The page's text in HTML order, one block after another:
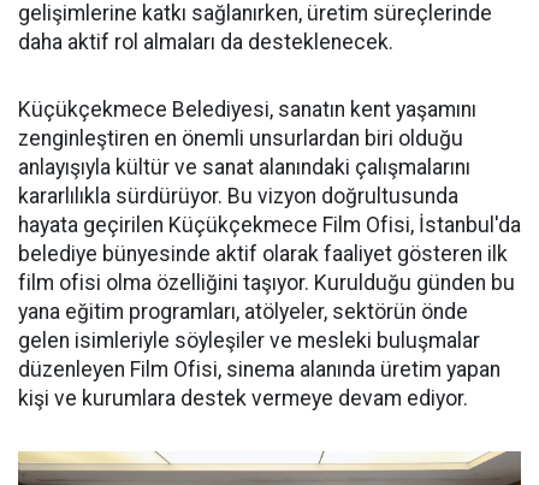
gelişimlerine katkı sağlanırken, üretim süreçlerinde
daha aktif rol almaları da desteklenecek.
Küçükçekmece Belediyesi, sanatın kent yaşamını
zenginleştiren en önemli unsurlardan biri olduğu
anlayışıyla kültür ve sanat alanındaki çalışmalarını
kararlılıkla sürdürüyor. Bu vizyon doğrultusunda
hayata geçirilen Küçükçekmece Film Ofisi, İstanbul'da
belediye bünyesinde aktif olarak faaliyet gösteren ilk
film ofisi olma özelliğini taşıyor. Kurulduğu günden bu
yana eğitim programları, atölyeler, sektörün önde
gelen isimleriyle söyleşiler ve mesleki buluşmalar
düzenleyen Film Ofisi, sinema alanında üretim yapan
kişi ve kurumlara destek vermeye devam ediyor.